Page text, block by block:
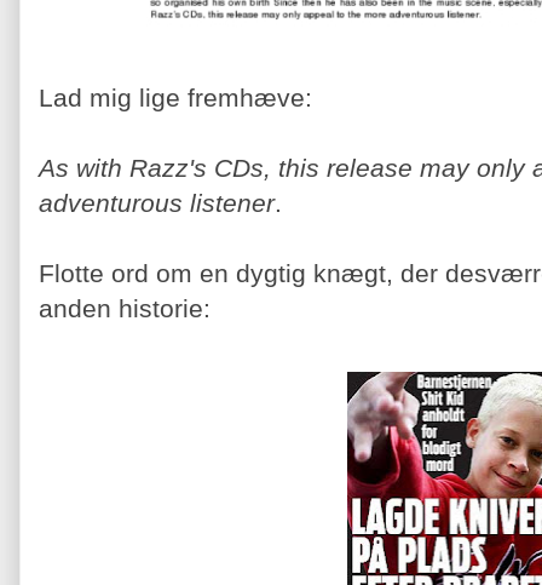
Lad mig lige fremhæve:
As with Razz's CDs, this release may only
adventurous listener.
Flotte ord om en dygtig knægt, der
anden historie: